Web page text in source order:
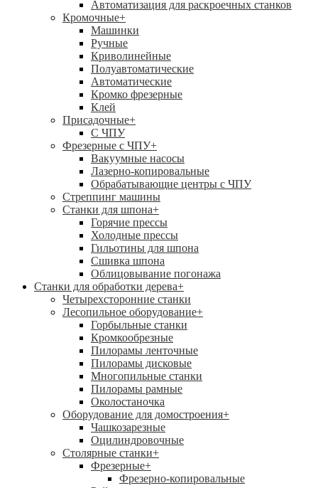
Автоматизация для раскроечных станков
Кромочные+
Машинки
Ручные
Криволинейные
Полуавтоматические
Автоматические
Кромко фрезерные
Клей
Присадочные+
С ЧПУ
Фрезерные с ЧПУ+
Вакуумные насосы
Лазерно-копировальные
Обрабатывающие центры с ЧПУ
Стреппинг машины
Станки для шпона+
Горячие прессы
Холодные прессы
Гильотины для шпона
Сшивка шпона
Облицовывание погонажа
Станки для обработки дерева+
Четырехсторонние станки
Лесопильное оборудование+
Горбыльные станки
Кромкообрезные
Пилорамы ленточные
Пилорамы дисковые
Многопильные станки
Пилорамы рамные
Околостаночка
Оборудование для домостроения+
Чашкозарезные
Оцилиндровочные
Столярные станки+
Фрезерные+
Фрезерно-копировальные